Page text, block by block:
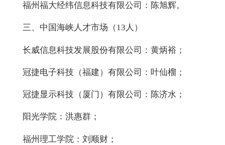
福州福大经纬信息科技有限公司：陈旭辉。
三、中国海峡人才市场（13人）
长威信息科技发展股份有限公司：黄炳裕；
冠捷电子科技（福建）有限公司：叶仙榴；
冠捷显示科技（厦门）有限公司：陈济水；
阳光学院：洪惠群；
福州理工学院：刘顺财；